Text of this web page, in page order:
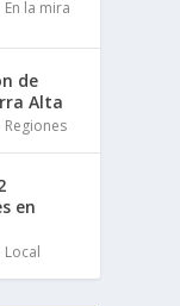
En la mira
de
Alta
Regiones
en
Local